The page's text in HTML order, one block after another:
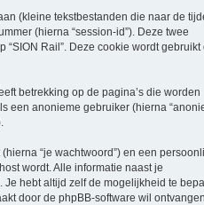
(kleine tekstbestanden die naar de
(hierna “session-id”). Deze twee
Rail”. Deze cookie wordt gebruikt
betrekking op de pagina’s die worden
een anonieme gebruiker (hierna
“je wachtwoord”) en een
wordt. Alle informatie naast je
Je hebt altijd zelf de mogelijkheid te
door de phpBB-software wil